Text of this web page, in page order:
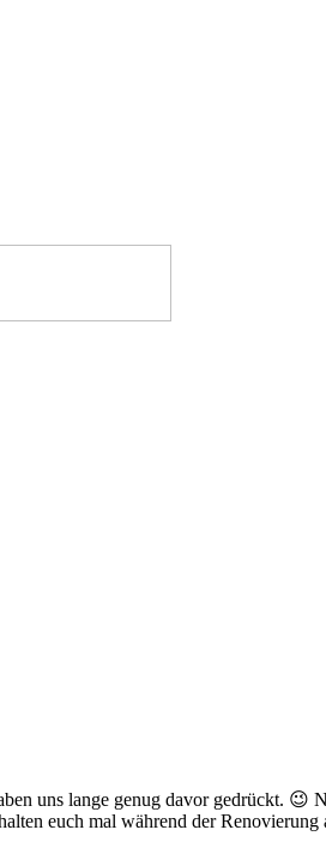
uns lange genug davor gedrückt.
euch mal während der